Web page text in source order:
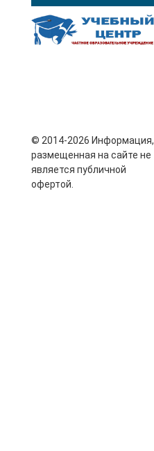
© 2014-2026 Информация,
размещенная на сайте не
является публичной
офертой.